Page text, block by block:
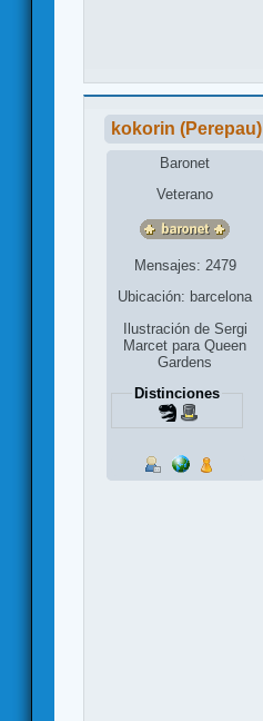
kokorin (Perepau)
Baronet
Veterano
Mensajes: 2479
Ubicación: barcelona
Ilustración de Sergi
Marcet para Queen
Gardens
Distinciones